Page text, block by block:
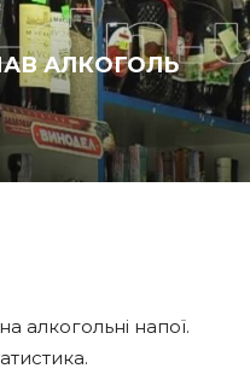
АЛКОГОЛЬ
алкогольні напої.